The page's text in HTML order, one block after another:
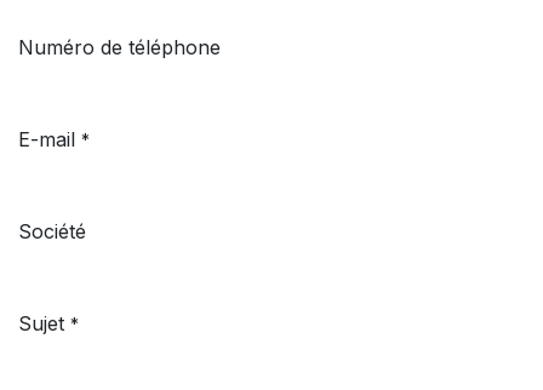
Numéro de téléphone
E-mail *
Société
Sujet *